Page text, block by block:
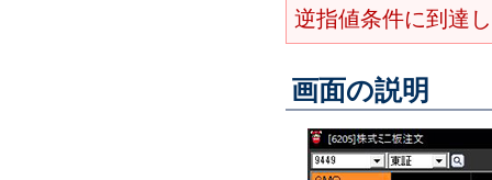
逆指値条件に到達
画面の説明